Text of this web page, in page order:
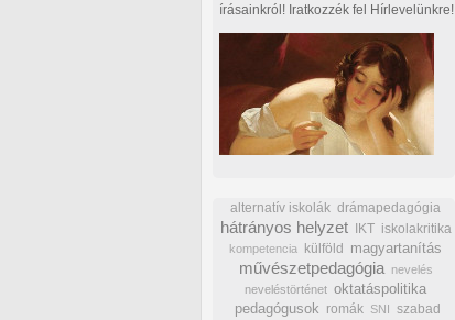
írásainkról! Iratkozzék fel Hírlevelünkre!
alternatív iskolák drámapedagógia
hátrányos helyzet IKT iskolakritika
kompetencia külföld magyartanítás
művészetpedagógia
nevelés
neveléstörténet oktatáspolitika
pedagógusok romák SNI szabad